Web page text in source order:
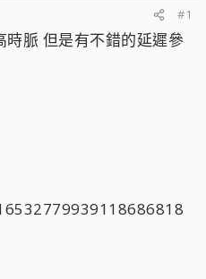
#1
脈 但是有不錯的延遲參